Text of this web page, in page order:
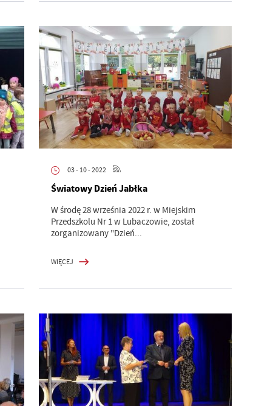
03 - 10 - 2022
Światowy Dzień Jabłka
W środę 28 września 2022 r. w Miejskim
Przedszkolu Nr 1 w Lubaczowie, został
zorganizowany "Dzień...
WIĘCEJ